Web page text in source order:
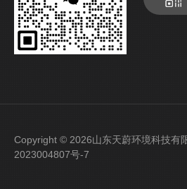
Copyright © 2026山东天蔚环境科技
2023004807号-7